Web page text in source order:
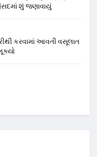
શું જણાવાયું
કરવામાં આવતી વસૂલાત